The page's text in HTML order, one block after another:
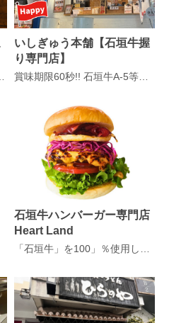
いしぎゅう本舗【石垣牛握
り専門店】
石垣牛ハンバーガー専門店
Heart Land
「石垣牛」を100」％使用したハンバーガー！